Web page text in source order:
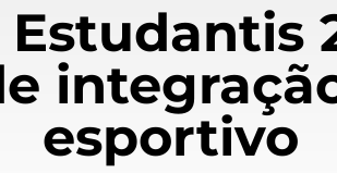
Estudantis
esportivo